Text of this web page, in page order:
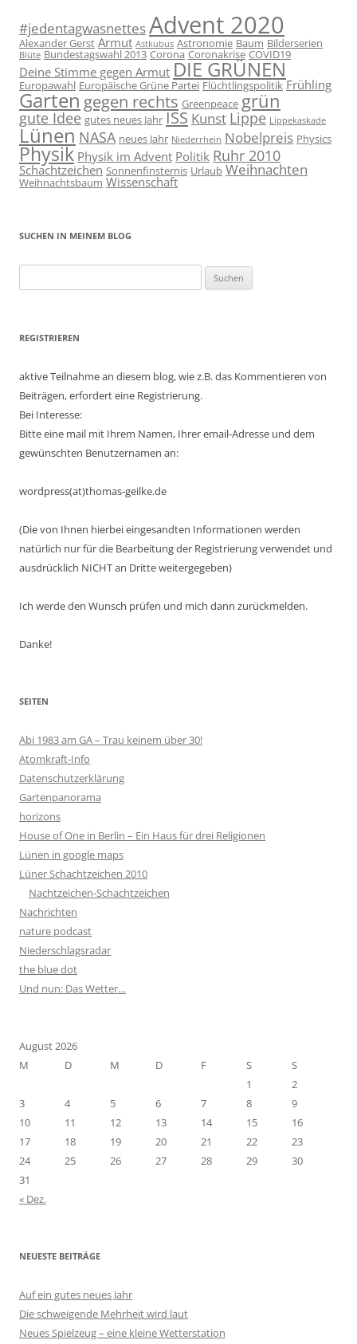
#jedentagwasnettesAdvent 2020
Alexander Gerst Armut Astkubus Astronomie Baum Bilderserien
Blüte Bundestagswahl 2013 Corona Coronakrise COVID19
Deine Stimme gegen Armut DIE GRÜNEN
Europawahl Europäische Grüne Partei Flüchtlingspolitik Frühling
Garten gegen rechts Greenpeace grün
gute Idee gutes neues Jahr ISS Kunst Lippe Lippekaskade
Lünen NASA neues Jahr Niederrhein Nobelpreis Physics
Physik Physik im Advent Politik Ruhr 2010
Schachtzeichen Sonnenfinsternis Urlaub Weihnachten
Weihnachtsbaum Wissenschaft
SUCHEN IN MEINEM BLOG
nach:
REGISTRIEREN
aktive Teilnahme an diesem blog, wie z.B. das Kommentieren von
Beiträgen, erfordert eine Registrierung.
Bei Interesse:
Bitte eine mail mit Ihrem Namen, Ihrer email-Adresse und dem
gewünschten Benutzernamen an:
wordpress(at)thomas-geilke.de
(Die von Ihnen hierbei eingesandten Informationen werden
natürlich nur für die Bearbeitung der Registrierung verwendet und
ausdrücklich NICHT an Dritte weitergegeben)
Ich werde den Wunsch prüfen und mich dann zurückmelden.
Danke!
SEITEN
Abi 1983 am GA – Trau keinem über 30!
Atomkraft-Info
Datenschutzerklärung
Gartenpanorama
horizons
House of One in Berlin – Ein Haus für drei Religionen
Lünen in google maps
Lüner Schachtzeichen 2010
Nachtzeichen-Schachtzeichen
Nachrichten
nature podcast
Niederschlagsradar
the blue dot
Und nun: Das Wetter…
August 2026
M
D M D F S
S
1
2
3
4 5 6 7 8
9
10
11 12 13 14 15
16
17
18 19 20 21 22
23
24
25 26 27 28 29
30
31
« Dez.
NEUESTE BEITRÄGE
Auf ein gutes neues Jahr
Die schweigende Mehrheit wird laut
Neues Spielzeug – eine kleine Wetterstation